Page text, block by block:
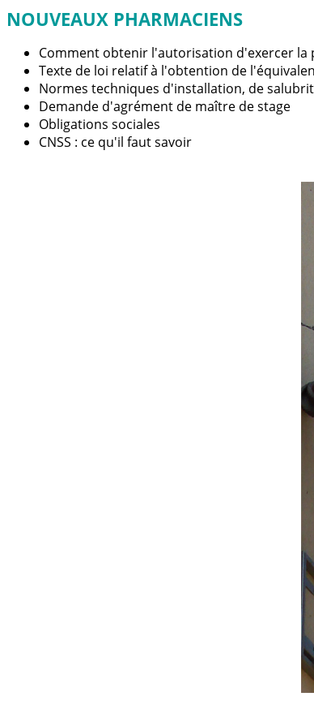
NOUVEAUX
Comment obtenir l'autorisation d'exercer la
Texte de loi relatif à l'obtention de
Normes techniques d'installation, de
Demande d'agrément de maître de stage
Obligations sociales
CNSS : ce qu'il faut savoir